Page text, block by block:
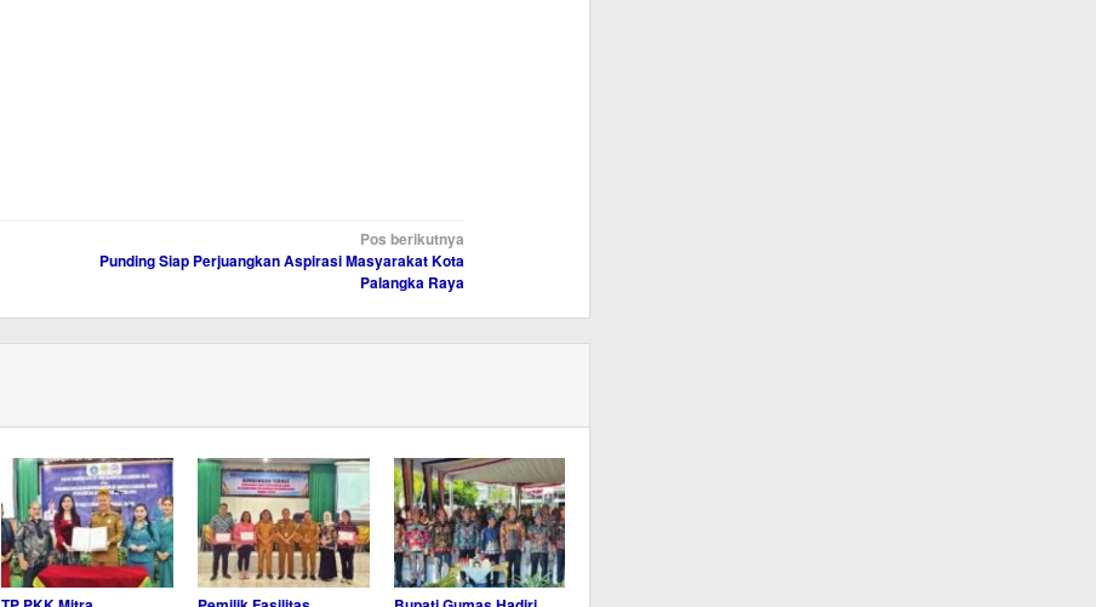
Pos berikutnya
Punding Siap Perjuangkan Aspirasi Masyarakat Kota
Palangka Raya